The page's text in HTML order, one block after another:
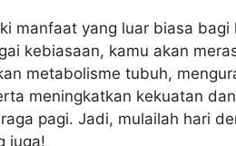
manfaat yang luar biasa
kebiasaan, kamu akan
metabolisme tubuh,
meningkatkan kekuatan
pagi. Jadi, mulailah hari
juga!